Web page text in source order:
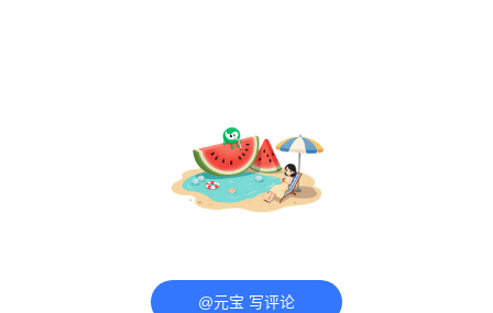
@元宝 写评论